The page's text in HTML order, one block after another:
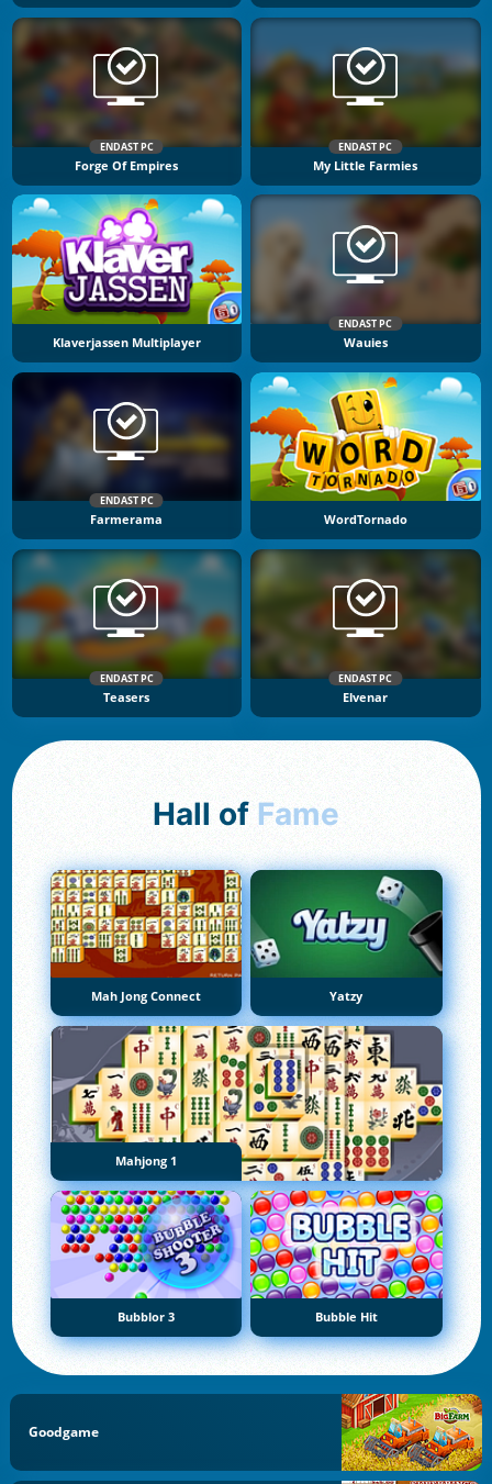
ENDAST PC
Forge Of Empires
ENDAST PC
My Little Farmies
Klaverjassen Multiplayer
ENDAST PC
Wauies
ENDAST PC
Farmerama WordTornado
ENDAST PC
Teasers
ENDAST PC
Elvenar
Hall of Fame
Mah Jong Connect Yatzy
Mahjong 1
Bubblor 3 Bubble Hit
Goodgame